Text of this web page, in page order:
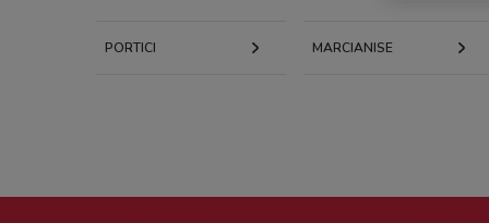
PORTICI MARCIANISE